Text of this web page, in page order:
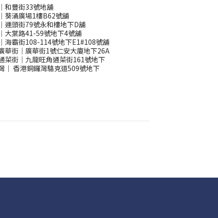
和豐街33號地舖
葵涌廣場1樓B62號舖
運頭街79號永和樓地下D舖
大棠路41-59號地下4號舖
海霸街108-114號地下E1#108號舖
華街｜廣華街1號仁安大廈地下26A
菜街｜九龍旺角通菜街161號地下
｜ 香港銅鑼灣駱克道509號地下